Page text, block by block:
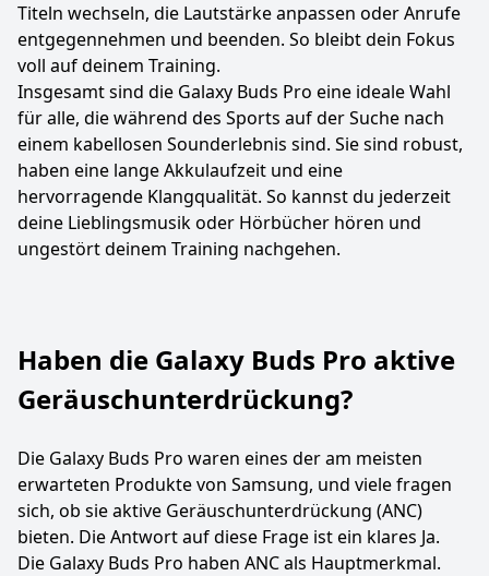
Titeln wechseln, die Lautstärke anpassen oder Anrufe
entgegennehmen und beenden. So bleibt dein Fokus
voll auf deinem Training.
Insgesamt sind die Galaxy Buds Pro eine ideale Wahl
für alle, die während des Sports auf der Suche nach
einem kabellosen Sounderlebnis sind. Sie sind robust,
haben eine lange Akkulaufzeit und eine
hervorragende Klangqualität. So kannst du jederzeit
deine Lieblingsmusik oder Hörbücher hören und
ungestört deinem Training nachgehen.
Haben die Galaxy Buds Pro aktive
Geräuschunterdrückung?
Die Galaxy Buds Pro waren eines der am meisten
erwarteten Produkte von Samsung, und viele fragen
sich, ob sie aktive Geräuschunterdrückung (ANC)
bieten. Die Antwort auf diese Frage ist ein klares Ja.
Die Galaxy Buds Pro haben ANC als Hauptmerkmal.